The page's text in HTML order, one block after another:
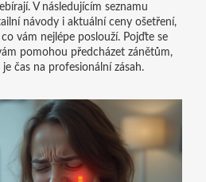
V následujícím seznamu
návody i aktuální ceny ošetření,
vám nejlépe poslouží. Pojďte se
pomohou předcházet zánětům,
čas na profesionální zásah.